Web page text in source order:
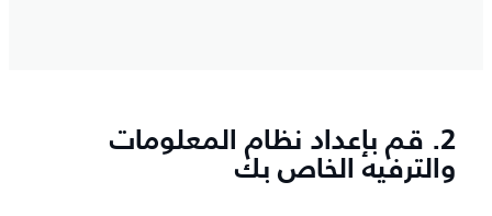
2. قم بإعداد نظام المعلومات
والترفيه الخاص بك